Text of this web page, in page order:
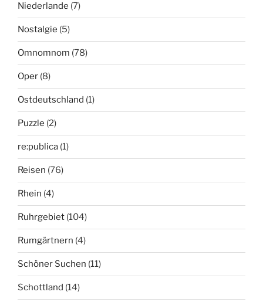
Niederlande (7)
Nostalgie (5)
Omnomnom (78)
Oper (8)
Ostdeutschland (1)
Puzzle (2)
re:publica (1)
Reisen (76)
Rhein (4)
Ruhrgebiet (104)
Rumgärtnern (4)
Schöner Suchen (11)
Schottland (14)